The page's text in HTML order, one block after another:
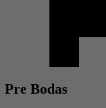
Pre Bodas